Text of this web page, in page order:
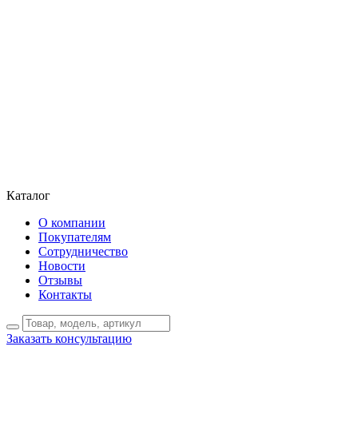
Каталог
О компании
Покупателям
Сотрудничество
Новости
Отзывы
Контакты
Заказать консультацию